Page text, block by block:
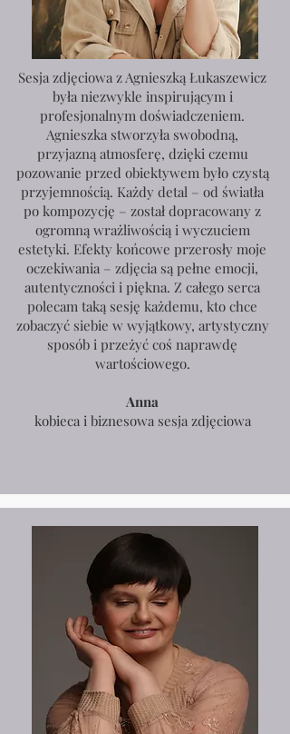
Sesja zdjęciowa z Agnieszką Łukaszewicz
była niezwykle inspirującym i
profesjonalnym doświadczeniem.
Agnieszka stworzyła swobodną,
przyjazną atmosferę, dzięki czemu
pozowanie przed obiektywem było czystą
przyjemnością. Każdy detal – od światła
po kompozycję – został dopracowany z
ogromną wrażliwością i wyczuciem
estetyki. Efekty końcowe przerosły moje
oczekiwania – zdjęcia są pełne emocji,
autentyczności i piękna. Z całego serca
polecam taką sesję każdemu, kto chce
zobaczyć siebie w wyjątkowy, artystyczny
sposób i przeżyć coś naprawdę
wartościowego.
Anna
kobieca i biznesowa sesja zdjęciowa